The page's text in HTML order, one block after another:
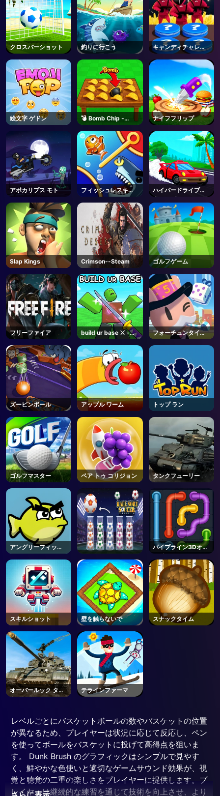
クロスバーショット 釣りに行こう
キャンディチャレン
ジ
絵文字 ゲドン
💣 Bomb Chip -
Roblox
ナイフフリップ
アポカリプス モト
フィッシュレスキュ
ー
ハイパードライブス
ウィンガー
Slap Kings Crimson--Steam ゴルフゲーム
フリーファイア
build ur base ⚔️ -
Roblox
フォーチュンタイク
ーン
ズーピンボール アップル ワーム トップ ラン
ゴルフマスター ペア トゥ コリジョン タンクフューリー
アングリーフィッシ
ュ
パイプライン3Dオン
ライン
スキルショット 壁を触らないで スナックタイム
オーバールック タン
ク
テラインファーマ
レベルごとにバスケットボールの数やバスケットの位置
が異なるため、プレイヤーは状況に応じて反応し、ペン
を使ってボールをバスケットに投げて高得点を狙いま
す。 Dunk Brush のグラフィックはシンプルで見やす
く、鮮やかな色使いと適切なゲームサウンド効果が、視
覚と聴覚の二重の楽しさをプレイヤーに提供します。プ
レイヤーは継続的な練習を通じて技術を向上させ、より